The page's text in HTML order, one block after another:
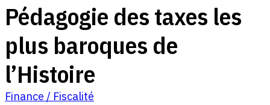
Pédagogie des taxes les
plus baroques de
l’Histoire
Finance / Fiscalité